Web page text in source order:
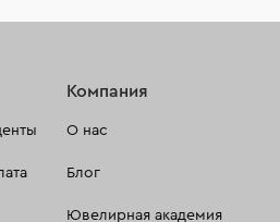
Компания
О нас
Блог
Ювелирная академия